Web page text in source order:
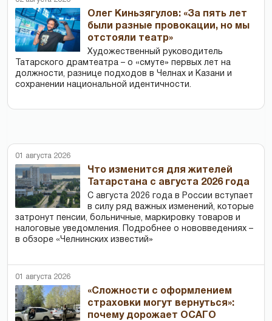
Олег Киньзягулов: «За пять лет
были разные провокации, но мы
отстояли театр»
Художественный руководитель
Татарского драмтеатра – о «смуте» первых лет на
должности, разнице подходов в Челнах и Казани и
сохранении национальной идентичности.
01 августа 2026
Что изменится для жителей
Татарстана с августа 2026 года
С августа 2026 года в России вступает
в силу ряд важных изменений, которые
затронут пенсии, больничные, маркировку товаров и
налоговые уведомления. Подробнее о нововведениях –
в обзоре «Челнинских известий»
01 августа 2026
«Сложности с оформлением
страховки могут вернуться»:
почему дорожает ОСАГО